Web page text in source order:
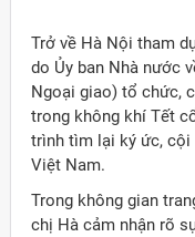
Trở về Hà Nội tham
do Ủy ban Nhà nước
Ngoại giao) tổ chức,
trong không khí Tết
trình tìm lại ký ức, cội
Việt Nam.
Trong không gian
chị Hà cảm nhận rõ